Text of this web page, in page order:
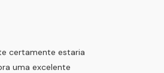
certamente estaria
uma excelente